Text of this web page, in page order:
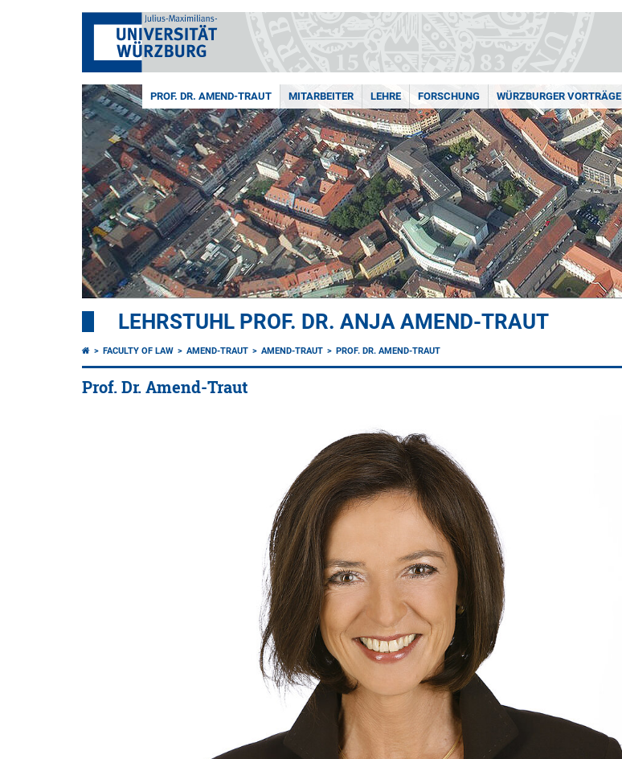
PROF. DR. AMEND-TRAUT MITARBEITER LEHRE FORSCHUNG WÜRZBURGER VORTRÄGE
LEHRSTUHL PROF. DR. ANJA AMEND-TRAUT
FACULTY OF LAW AMEND-TRAUT AMEND-TRAUT PROF. DR. AMEND-TRAUT
Prof. Dr. Amend-Traut